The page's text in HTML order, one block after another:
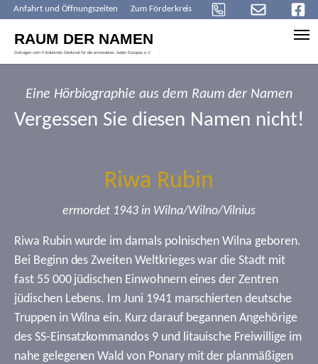
Anfahrt und Öffnungszeiten Zum Förderkreis
Eine Hörbiographie aus dem Raum der Namen
Vergessen Sie diesen Namen nicht!
Riwa Rubin
ermordet 1943 in Wilna/Wilno/Vilnius
Riwa Rubin wurde im damals polnischen Wilna geboren.
Bei Beginn des Zweiten Weltkrieges war die Stadt mit
fast 55 000 jüdischen Einwohnern eines der Zentren
jüdischen Lebens. Im Juni 1941 marschierten deutsche
Truppen in Wilna ein. Kurz darauf begannen Angehörige
des SS-Einsatzkommandos 9 und litauische Freiwillige im
nahe gelegenen Wald von Ponary mit der planmäßigen